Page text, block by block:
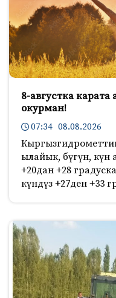
8-августка
окурман!
07:34 08.08.2026
ылайык, бүгүн, күн
+20дан +28
күндүз +27ден +33